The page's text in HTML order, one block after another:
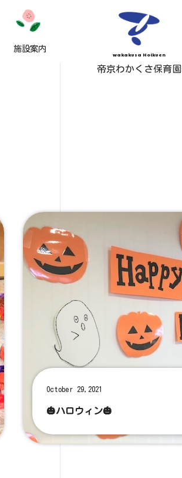
施設案内
wakakusa Hoikuen
帝京わかくさ保育園
October 29,2021
🎃ハロウィン🎃